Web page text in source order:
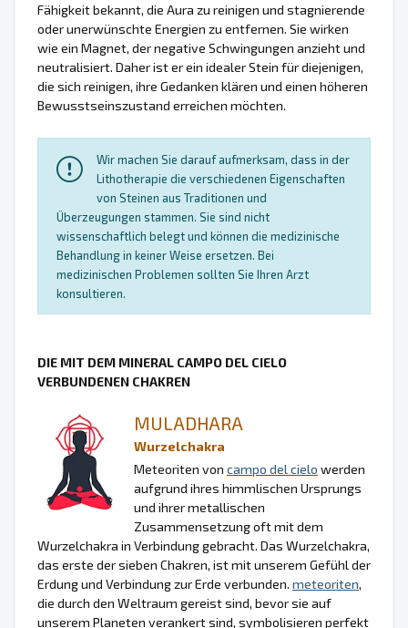
Fähigkeit bekannt, die Aura zu reinigen und stagnierende
oder unerwünschte Energien zu entfernen. Sie wirken
wie ein Magnet, der negative Schwingungen anzieht und
neutralisiert. Daher ist er ein idealer Stein für diejenigen,
die sich reinigen, ihre Gedanken klären und einen höheren
Bewusstseinszustand erreichen möchten.
Wir machen Sie darauf aufmerksam, dass in der
Lithotherapie die verschiedenen Eigenschaften
von Steinen aus Traditionen und
Überzeugungen stammen. Sie sind nicht
wissenschaftlich belegt und können die medizinische
Behandlung in keiner Weise ersetzen. Bei
medizinischen Problemen sollten Sie Ihren Arzt
konsultieren.
DIE MIT DEM MINERAL CAMPO DEL CIELO
VERBUNDENEN CHAKREN
MULADHARA
Wurzelchakra
Meteoriten von campo del cielo werden
aufgrund ihres himmlischen Ursprungs
und ihrer metallischen
Zusammensetzung oft mit dem
Wurzelchakra in Verbindung gebracht. Das Wurzelchakra,
das erste der sieben Chakren, ist mit unserem Gefühl der
Erdung und Verbindung zur Erde verbunden. meteoriten,
die durch den Weltraum gereist sind, bevor sie auf
unserem Planeten verankert sind, symbolisieren perfekt